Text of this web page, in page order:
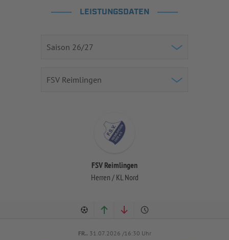
LEISTUNGSDATEN
FSV Reimlingen
Herren / KL Nord
FR.. 31.07.2026 /16:30 Uhr